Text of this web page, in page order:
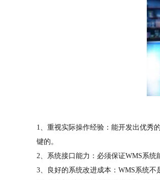
1、重视实际操作经验：能开发出优秀
键的。
2、系统接口能力：必须保证WMS系统
3、良好的系统改进成本：WMS系统